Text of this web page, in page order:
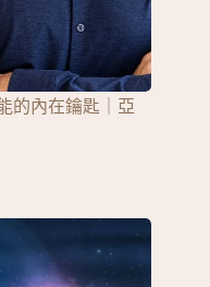
的內在鑰匙｜亞